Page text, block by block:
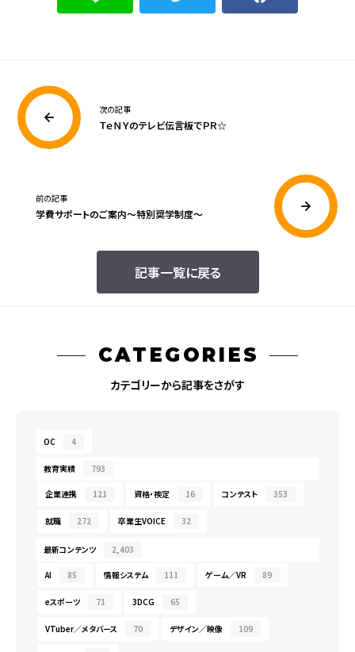
次の記事
ＴｅＮＹのテレビ伝言板でＰＲ☆
記事一覧に戻る
前の記事
学費サポートのご案内〜特別奨学制度〜
CATEGORIES
カテゴリーから記事をさがす
OC 4
教育実績 793
企業連携 121 資格・検定 16 コンテスト 353
就職 272 卒業生VOICE 32
最新コンテンツ 2,403
AI 85 情報システム 111 ゲーム／VR 89
eスポーツ 71 3DCG 65
VTuber／メタバース 70 デザイン／映像 109